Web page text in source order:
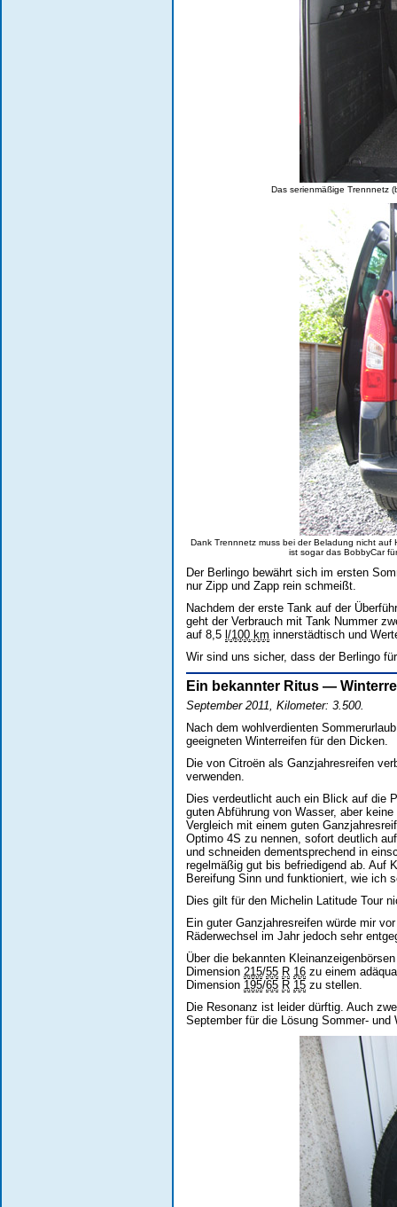
Das serienmäßige Trennnetz
Dank Trennnetz muss bei der Beladung nicht
ist sogar das BobbyCar
Der Berlingo bewährt sich im ersten
nur Zipp und Zapp rein schmeißt.
Nachdem der erste Tank auf der
geht der Verbrauch mit Tank Nummer
auf 8,5 l/100 km innerstädtisch und
Wir sind uns sicher, dass der Berlingo
Ein bekannter Ritus —
September 2011, Kilometer: 3.500.
Nach dem wohlverdienten
geeigneten Winterreifen für den Dicken.
Die von Citroën als Ganzjahresreifen
verwenden.
Dies verdeutlicht auch ein Blick auf die
guten Abführung von Wasser, aber
Vergleich mit einem guten
Optimo 4S zu nennen, sofort deutlich
und schneiden dementsprechend in
regelmäßig gut bis befriedigend ab. Auf
Bereifung Sinn und funktioniert, wie ich
Dies gilt für den Michelin Latitude Tour
Ein guter Ganzjahresreifen würde mir
Räderwechsel im Jahr jedoch sehr
Über die bekannten
Dimension 215/55 R 16 zu einem
Dimension 195/65 R 15 zu stellen.
Die Resonanz ist leider dürftig. Auch
September für die Lösung Sommer- und